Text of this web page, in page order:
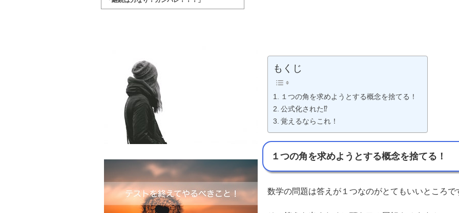
もくじ
１つの角を求めようとする概念を捨てる！
公式化された⁉︎
覚えるならこれ！
１つの角を求めようとする概念を捨てる！
数学の問題は答えが１つなのがとてもいいところ